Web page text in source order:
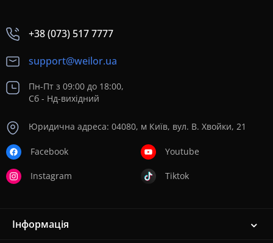
+38 (073) 517 7777
support@weilor.ua
Пн-Пт з 09:00 до 18:00,
Сб - Нд-вихідний
Юридична адреса: 04080, м Київ, вул. В. Хвойки, 21
Facebook
Instagram
Youtube
Tiktok
Інформація